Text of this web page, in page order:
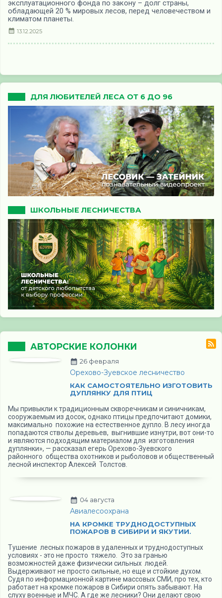
эксплуатационного фонда по закону – долг страны,
обладающей 20 % мировых лесов, перед человечеством и
климатом планеты.
13.12.2025
ДЛЯ ЛЮБИТЕЛЕЙ ЛЕСА ОТ 6 ДО 96
ШКОЛЬНЫЕ ЛЕСНИЧЕСТВА
АВТОРСКИЕ КОЛОНКИ
26 февраля
Орехово-Зуевское лесничество
КАК САМОСТОЯТЕЛЬНО ИЗГОТОВИТЬ
ДУПЛЯНКУ ДЛЯ ПТИЦ
Мы привыкли к традиционным скворечникам и синичникам,
сооружаемым из досок, однако птицы предпочитают домики,
максимально похожие на естественное дупло. В лесу иногда
попадаются стволы деревьев, выгнившие изнутри, вот они-то
и являются подходящим материалом для изготовления
дуплянки», — рассказал егерь Орехово-Зуевского
районного общества охотников и рыболовов и общественный
лесной инспектор Алексей Толстов.
04 августа
Авиалесоохрана
НА КРОМКЕ ТРУДНОДОСТУПНЫХ
ПОЖАРОВ В СИБИРИ И ЯКУТИИ.
Тушение лесных пожаров в удаленных и труднодоступных
условиях - это не просто тяжело. Это за гранью
возможностей даже физически сильных людей.
Выдерживают не просто сильные, но еще и стойкие духом.
Судя по информационной картине массовых СМИ, про тех, кто
работает на кромке пожаров в Сибири опять забывают. На
слуху военные и МЧС. А где же лесники? Они делают свою